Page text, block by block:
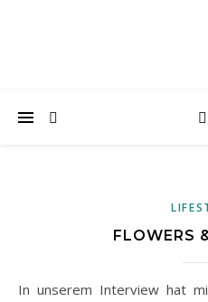
FLOWERS
In unserem Interview hat mir Lisa erklärt, warum jeder